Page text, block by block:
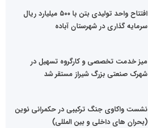
افتتاح واحد تولیدی بتن با ۵۰۰ میلیارد ریال
سرمایه گذاری در شهرستان آباده
میز خدمت تخصصی و کارگروه تسهیل در
شهرک صنعتی بزرگ شیراز مستقر شد
نشست واکاوی جنگ ترکیبی در حکمرانی نوین
(بحران های داخلی و بین المللی)